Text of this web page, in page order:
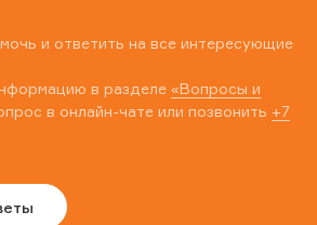
и ответить на все интересующие
в разделе «Вопросы и
в онлайн-чате или позвонить +7